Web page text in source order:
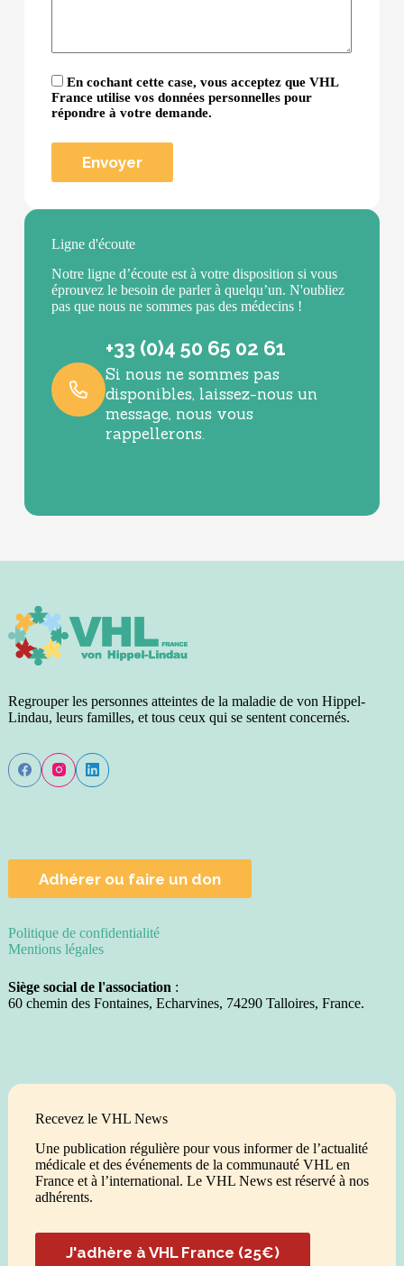
En cochant cette case, vous acceptez que VHL
France utilise vos données personnelles pour
répondre à votre demande.
Ligne d'écoute
Notre ligne d’écoute est à votre disposition si vous
éprouvez le besoin de parler à quelqu’un. N'oubliez
pas que nous ne sommes pas des médecins !
+33 (0)4 50 65 02 61
Si nous ne sommes pas
disponibles, laissez-nous un
message, nous vous
rappellerons.
Regrouper les personnes atteintes de la maladie de von Hippel-
Lindau, leurs familles, et tous ceux qui se sentent concernés.
Adhérer ou faire un don
Politique de confidentialité
Mentions légales
Siège social de l'association:
60 chemin des Fontaines, Echarvines, 74290 Talloires, France.
Recevez le VHL News
Une publication régulière pour vous informer de l’actualité
médicale et des événements de la communauté VHL en
France et à l’international. Le VHL News est réservé à nos
adhérents.
J'adhère à VHL France (25€)